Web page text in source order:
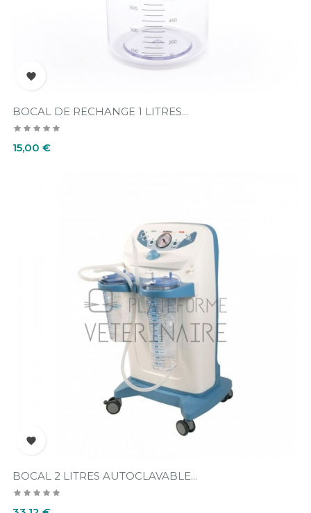

BOCAL DE RECHANGE 1 LITRES...
Prix
15,00 €

BOCAL 2 LITRES AUTOCLAVABLE...
Prix